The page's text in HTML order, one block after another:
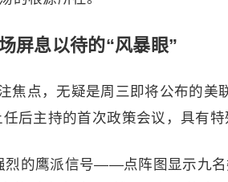
屏息以待的“风暴眼”
焦点，无疑是周三即将公布的美
后主持的首次政策会议，具有特
烈的鹰派信号——点阵图显示九